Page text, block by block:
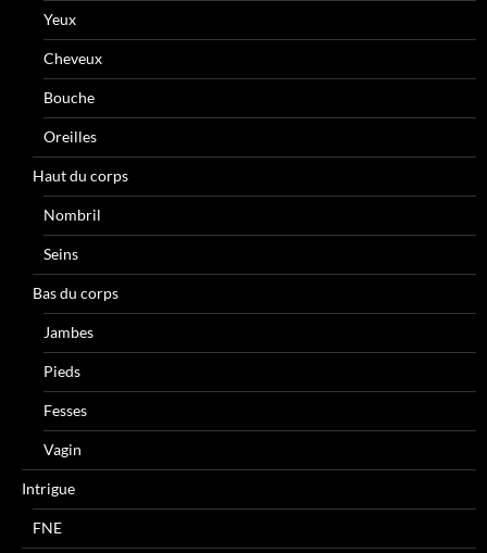
Yeux
Cheveux
Bouche
Oreilles
Haut du corps
Nombril
Seins
Bas du corps
Jambes
Pieds
Fesses
Vagin
Intrigue
FNE